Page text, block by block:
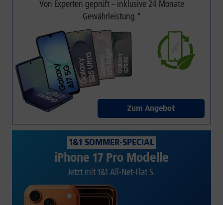
Von Experten geprüft – inklusive 24 Monate
Gewährleistung.*
Zum Angebot
1&1 SOMMER-SPECIAL
iPhone 17 Pro Modelle
Jetzt mit 1&1 All-Net-Flat S.